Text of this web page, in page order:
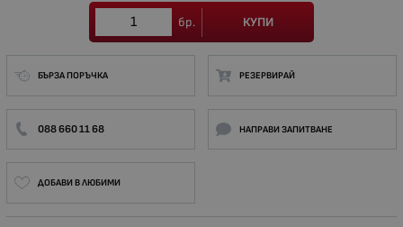
бр. КУПИ
БЪРЗА ПОРЪЧКА РЕЗЕРВИРАЙ
088 660 11 68 НАПРАВИ ЗАПИТВАНЕ
ДОБАВИ В ЛЮБИМИ